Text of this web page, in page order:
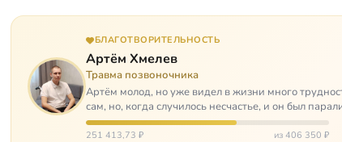
БЛАГОТВОРИТЕЛЬНОСТЬ
Артём Хмелев
Травма позвоночника
Артём молод, но уже видел в жизни много
сам, но, когда случилось несчастье, и он был
И кр…
251 413,73 ₽ из 406 350 ₽